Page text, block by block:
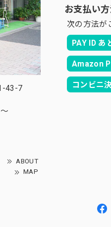
43-7
ABOUT
MAP
お支払い
次の方法が
PAY ID あ
Amazon
コンビニ